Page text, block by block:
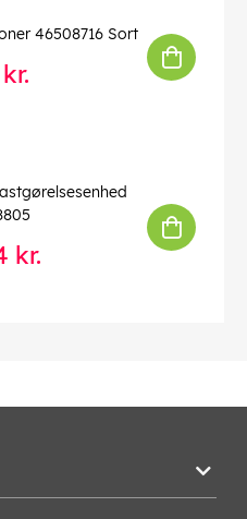
46508716 Sort
kr.